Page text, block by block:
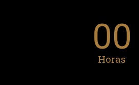
00
Horas